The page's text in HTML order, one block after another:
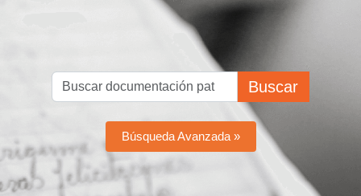
Buscar
Búsqueda Avanzada »